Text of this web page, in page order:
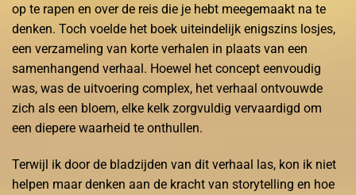
op te rapen en over de reis die je hebt meegemaakt na te
denken. Toch voelde het boek uiteindelijk enigszins losjes,
een verzameling van korte verhalen in plaats van een
samenhangend verhaal. Hoewel het concept eenvoudig
was, was de uitvoering complex, het verhaal ontvouwde
zich als een bloem, elke kelk zorgvuldig vervaardigd om
een diepere waarheid te onthullen.
Terwijl ik door de bladzijden van dit verhaal las, kon ik niet
helpen maar denken aan de kracht van storytelling en hoe